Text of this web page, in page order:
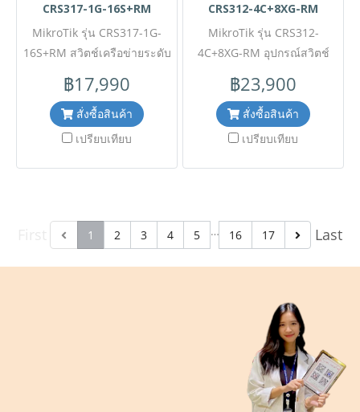
อัตโนมัติ งานควบคุมเครื่องจักร
และระบบคอมพิวเตอร์
อุตสาหกรรมระดับมืออาชีพ ✅
โครงการติดต่อ Mobile : 063-
879-9917 Line ID
@aimonline *ราคาสินค้าอาจ
ให้ทราบล่วงหน้า กรุณาติดต่อ
CRS317-1G-16S+RM
MikroTik รุ่น CRS317-1G-
16S+RM สวิตช์เครือข่ายระดับ
เชื่อมต่อความเร็วสูงระดับ 10
Gigabit Ethernet (10GbE)
โดยเฉพาะ เหมาะสำหรับการ
สวิตช์หลักใน Data Center,
ประสิทธิภาพสูงมาก ขอราคา
พิเศษสำหรับงานโครงการ
฿17,990
สั่งซื้อสินค้า
เปรียบเทียบ
CRS312-4C+8XG-RM
MikroTik รุ่น CRS312-
4C+8XG-RM อุปกรณ์สวิตช์
Router Switch) โดดเด่นเรื่อง
พอร์ตความเร็วสูงระดับ 10
Gigabit (10G) ออกแบบมาเพื่อ
ในศูนย์ข้อมูล (data center),
เครือข่ายสูงเป็นพิเศษ ขอราคา
พิเศษสำหรับงานโครงการ
063-879-9917 # WE0Y
฿23,900
สั่งซื้อสินค้า
เปรียบเทียบ
1 2 3 4 5 … 16 17 Last